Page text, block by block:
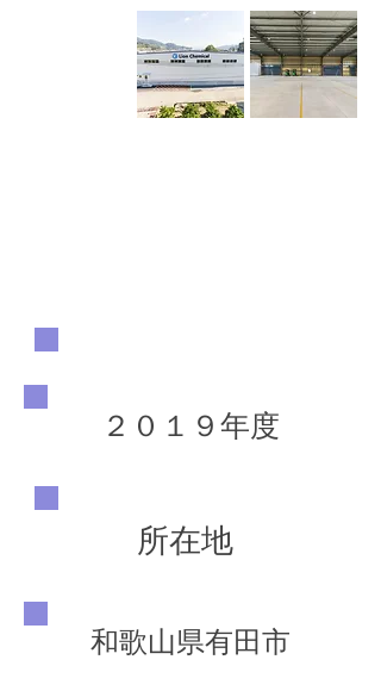
２０１９年度
所在地
和歌山県有田市